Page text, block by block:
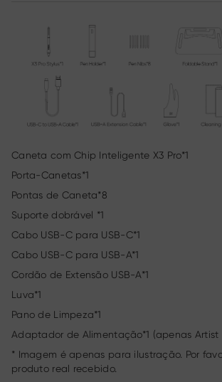
Caneta com Chip Inteligente X3 Pro*1
Porta-Canetas*1
Pontas de Caneta*8
Suporte dobrável *1
Cabo USB-C para USB-C*1
Cabo USB-C para USB-A*1
Cordão de Extensão USB-A*1
Luva*1
Pano de Limpeza*1
Adaptador de Alimentação*1 (apenas Artist
* Imagem é apenas para ilustração. Por
produto real recebido.